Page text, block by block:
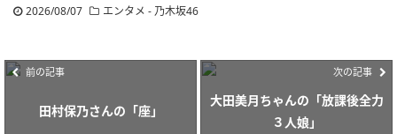
2026/08/07
エンタメ - 乃木坂46
前の記事
田村保乃さんの「座」
次の記事
大田美月ちゃんの「放課後全力
３人娘」